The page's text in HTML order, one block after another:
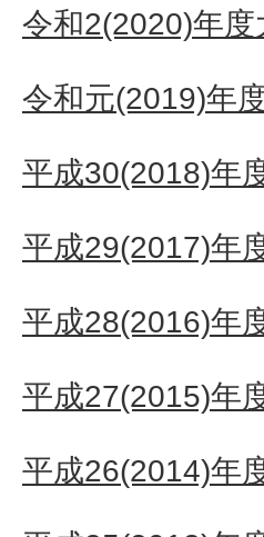
令和2(2020)年
令和元(2019)年
平成30(2018)年
平成29(2017)年
平成28(2016)年
平成27(2015)年
平成26(2014)年